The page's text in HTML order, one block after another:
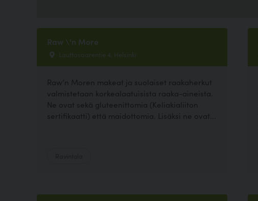
Raw \'n More
Lauttasaarentie 4, Helsinki
Raw’n Moren makeat ja suolaiset raakaherkut
valmistetaan korkealaatuisista raaka-aineista.
Ne ovat sekä gluteenittomia (Keliakialiiton
sertifikaatti) että maidottomia. Lisäksi ne ovat...